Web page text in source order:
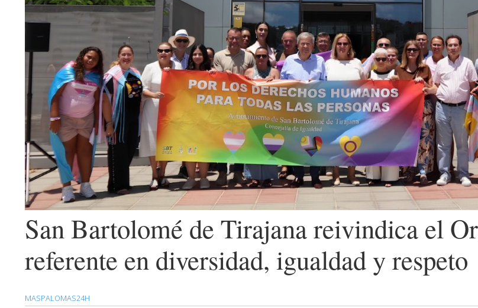
San Bartolomé de Tirajana reivindica el
referente en diversidad, igualdad y respeto
MASPALOMAS24H